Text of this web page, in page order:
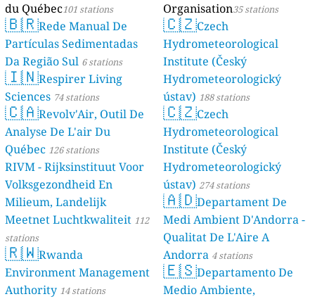
Organisation35 stations
🇨🇿Czech
Hydrometeorological
Institute (Český
Hydrometeorologický
ústav) 188 stations
🇨🇿Czech
Hydrometeorological
Institute (Český
Hydrometeorologický
ústav) 274 stations
🇦🇩Departament De
Medi Ambient D'Andorra -
Qualitat De L'Aire A
Andorra 4 stations
🇪🇸Departamento De
Medio Ambiente,
du Québec101 stations
🇧🇷Rede Manual De
Partículas Sedimentadas
Da Região Sul 6 stations
🇮🇳Respirer Living
Sciences 74 stations
🇨🇦Revolv'Air, Outil De
Analyse De L'air Du
Québec 126 stations
RIVM - Rijksinstituut Voor
Volksgezondheid En
Milieum, Landelijk
Meetnet Luchtkwaliteit 112
stations
🇷🇼Rwanda
Environment Management
Authority 14 stations